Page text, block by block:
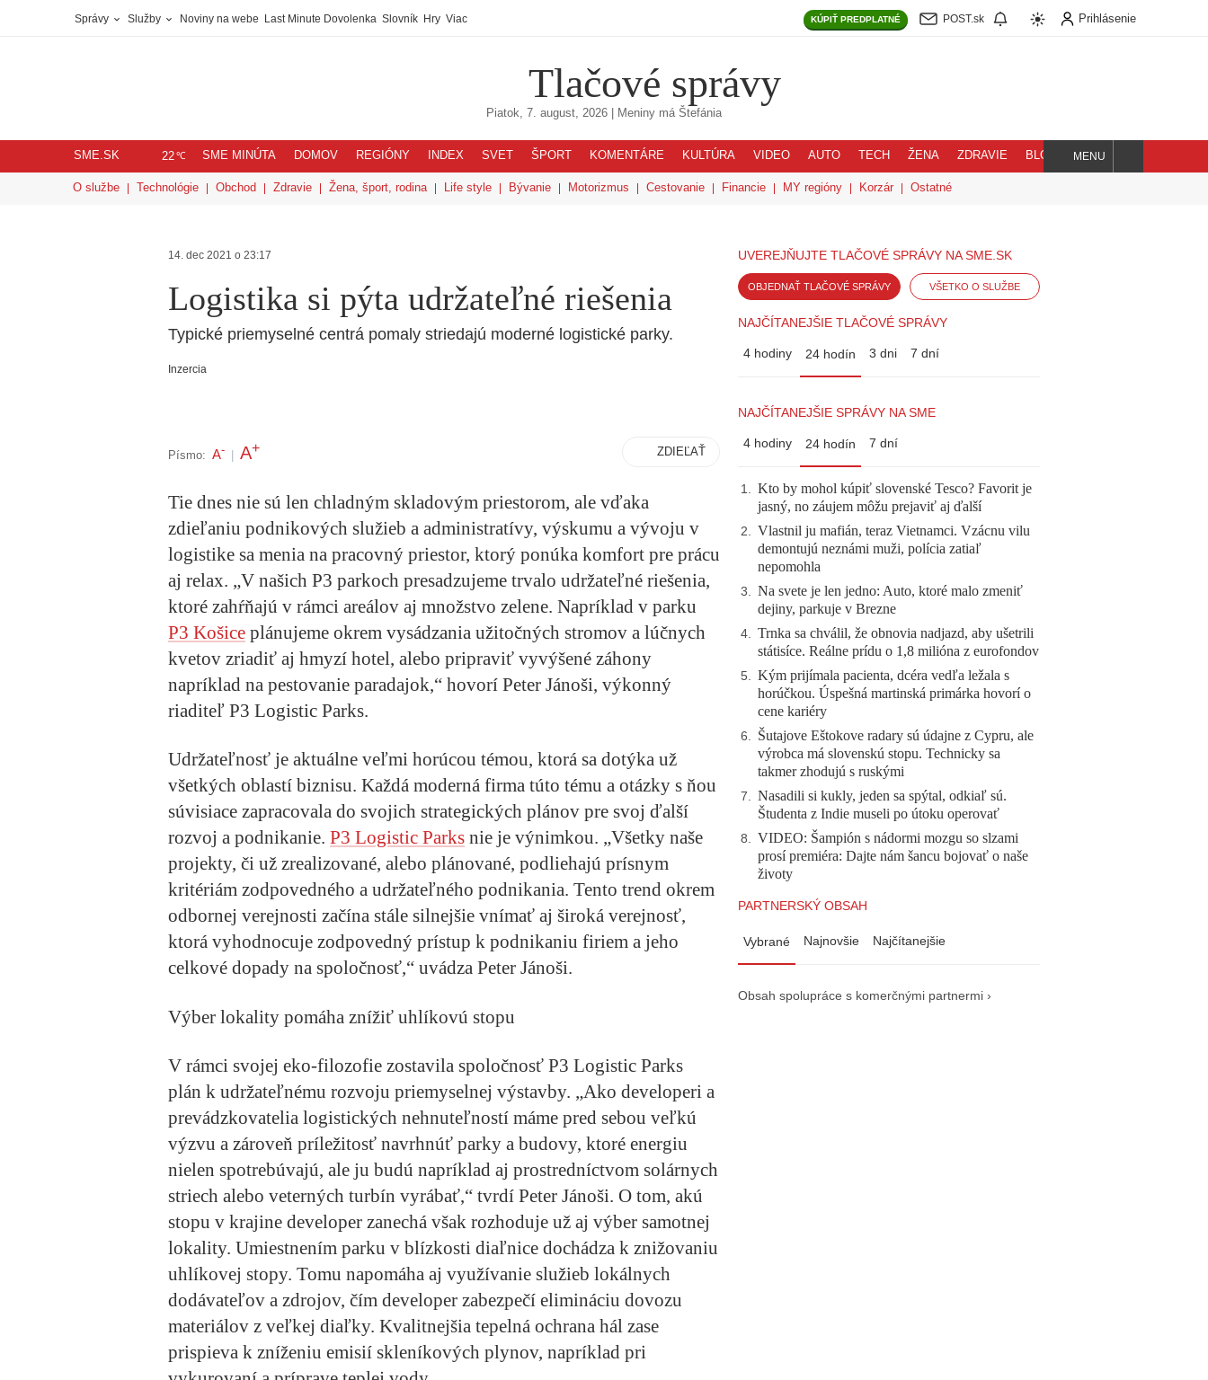
Správy Služby Noviny na webe Last Minute Dovolenka Slovník Hry Viac KÚPIŤ PREDPLATNÉ POST.sk Prihlásenie
Tlačové správy
Piatok, 7. august, 2026 | Meniny má Štefánia
SME.SK 22℃ SME MINÚTA DOMOV REGIÓNY INDEX SVET ŠPORT KOMENTÁRE KULTÚRA VIDEO AUTO TECH ŽENA ZDRAVIE BLOG
Hľadaj
MENU
O službe Technológie Obchod Zdravie Žena, šport, rodina Life style Bývanie Motorizmus Cestovanie Financie MY regióny Korzár Ostatné
14. dec 2021 o 23:17
Logistika si pýta udržateľné riešenia
Typické priemyselné centrá pomaly striedajú moderné logistické parky.
Inzercia
Písmo: A- A+ ZDIEĽAŤ
Tie dnes nie sú len chladným skladovým priestorom, ale vďaka
zdieľaniu podnikových služieb a administratívy, výskumu a vývoju v
logistike sa menia na pracovný priestor, ktorý ponúka komfort pre prácu
aj relax. „V našich P3 parkoch presadzujeme trvalo udržateľné riešenia,
ktoré zahŕňajú v rámci areálov aj množstvo zelene. Napríklad v parku
P3 Košice plánujeme okrem vysádzania užitočných stromov a lúčnych
kvetov zriadiť aj hmyzí hotel, alebo pripraviť vyvýšené záhony
napríklad na pestovanie paradajok,“ hovorí Peter Jánoši, výkonný
riaditeľ P3 Logistic Parks.
Udržateľnosť je aktuálne veľmi horúcou témou, ktorá sa dotýka už
všetkých oblastí biznisu. Každá moderná firma túto tému a otázky s ňou
súvisiace zapracovala do svojich strategických plánov pre svoj ďalší
rozvoj a podnikanie. P3 Logistic Parks nie je výnimkou. „Všetky naše
projekty, či už zrealizované, alebo plánované, podliehajú prísnym
kritériám zodpovedného a udržateľného podnikania. Tento trend okrem
odbornej verejnosti začína stále silnejšie vnímať aj široká verejnosť,
ktorá vyhodnocuje zodpovedný prístup k podnikaniu firiem a jeho
celkové dopady na spoločnosť,“ uvádza Peter Jánoši.
Výber lokality pomáha znížiť uhlíkovú stopu
V rámci svojej eko-filozofie zostavila spoločnosť P3 Logistic Parks
plán k udržateľnému rozvoju priemyselnej výstavby. „Ako developeri a
prevádzkovatelia logistických nehnuteľností máme pred sebou veľkú
výzvu a zároveň príležitosť navrhnúť parky a budovy, ktoré energiu
nielen spotrebúvajú, ale ju budú napríklad aj prostredníctvom solárnych
striech alebo veterných turbín vyrábať,“ tvrdí Peter Jánoši. O tom, akú
stopu v krajine developer zanechá však rozhoduje už aj výber samotnej
lokality. Umiestnením parku v blízkosti diaľnice dochádza k znižovaniu
uhlíkovej stopy. Tomu napomáha aj využívanie služieb lokálnych
dodávateľov a zdrojov, čím developer zabezpečí elimináciu dovozu
materiálov z veľkej diaľky. Kvalitnejšia tepelná ochrana hál zase
prispieva k zníženiu emisií skleníkových plynov, napríklad pri
UVEREJŇUJTE TLAČOVÉ SPRÁVY NA SME.SK
OBJEDNAŤ TLAČOVÉ SPRÁVY VŠETKO O SLUŽBE
NAJČÍTANEJŠIE TLAČOVÉ SPRÁVY
4 hodiny 24 hodín 3 dni 7 dní
NAJČÍTANEJŠIE SPRÁVY NA SME
4 hodiny 24 hodín 7 dní
1. Kto by mohol kúpiť slovenské Tesco? Favorit je
jasný, no záujem môžu prejaviť aj ďalší
2. Vlastnil ju mafián, teraz Vietnamci. Vzácnu vilu
demontujú neznámi muži, polícia zatiaľ
nepomohla
3. Na svete je len jedno: Auto, ktoré malo zmeniť
dejiny, parkuje v Brezne
4. Trnka sa chválil, že obnovia nadjazd, aby ušetrili
státisíce. Reálne prídu o 1,8 milióna z eurofondov
5. Kým prijímala pacienta, dcéra vedľa ležala s
horúčkou. Úspešná martinská primárka hovorí o
cene kariéry
6. Šutajove Eštokove radary sú údajne z Cypru, ale
výrobca má slovenskú stopu. Technicky sa
takmer zhodujú s ruskými
7. Nasadili si kukly, jeden sa spýtal, odkiaľ sú.
Študenta z Indie museli po útoku operovať
8. VIDEO: Šampión s nádormi mozgu so slzami
prosí premiéra: Dajte nám šancu bojovať o naše
životy
PARTNERSKÝ OBSAH
Vybrané Najnovšie Najčítanejšie
Obsah spolupráce s komerčnými partnermi ›